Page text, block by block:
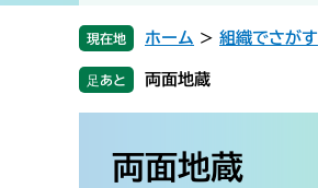
。
て
現在地 ホーム > 組織でさがす
両面地蔵
両面地蔵